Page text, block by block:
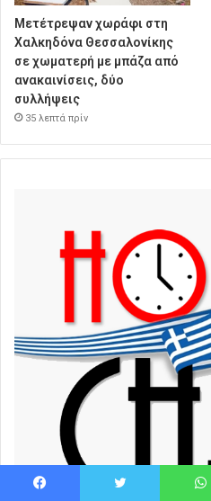
Μετέτρεψαν χωράφι στη
Χαλκηδόνα Θεσσαλονίκης
σε χωματερή με μπάζα από
ανακαινίσεις, δύο
συλλήψεις
35 λεπτά πρίν